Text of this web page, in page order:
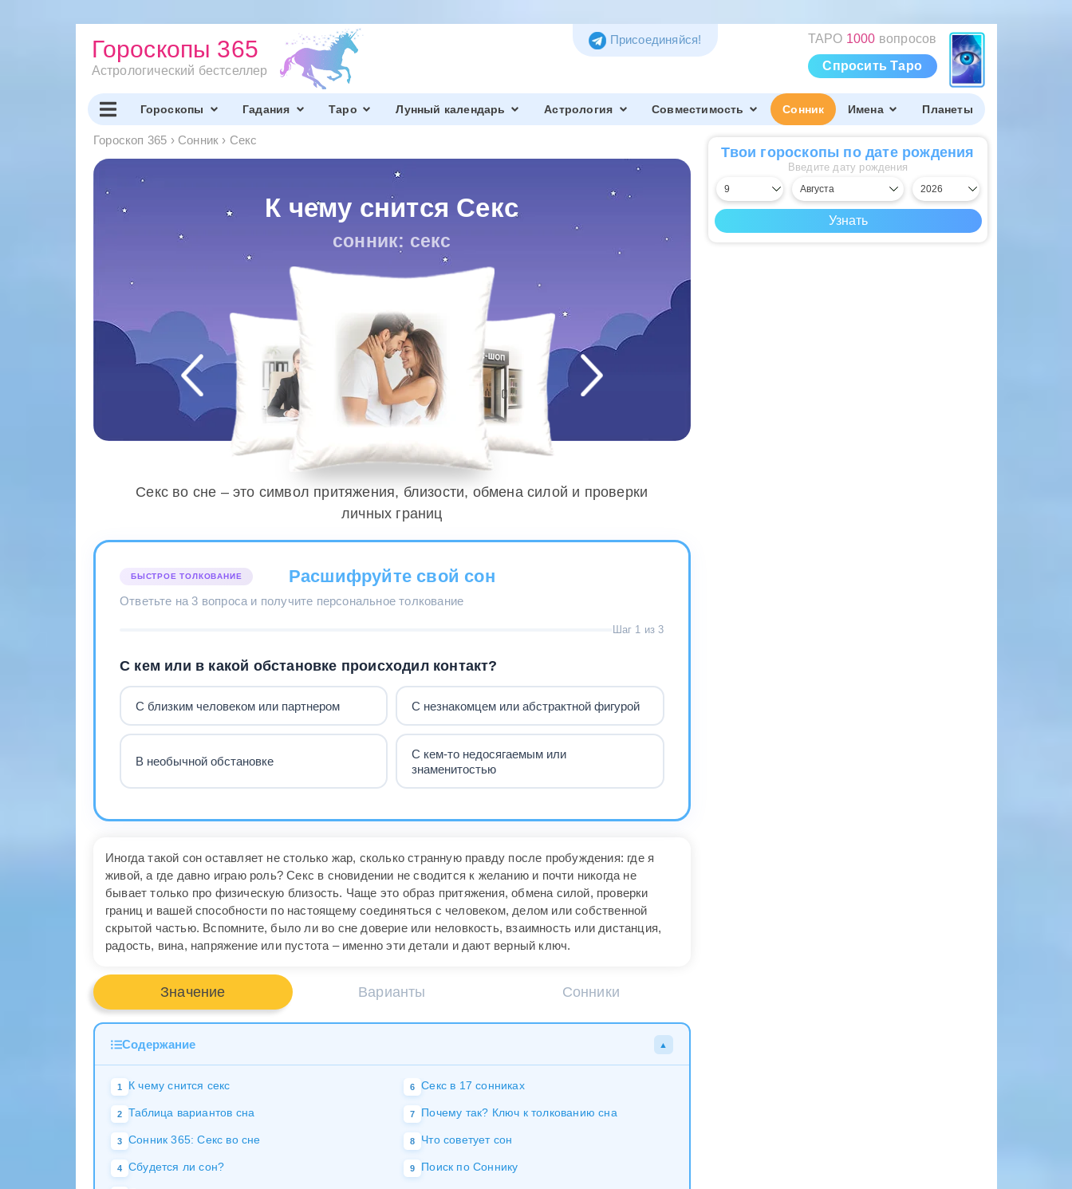
Гороскопы 365
Астрологический бестселлер
ТАРО 1000 вопросов
Спросить Таро
Присоединяйся!
Гороскопы Гадания Таро Лунный календарь Астрология Совместимость Сонник Имена Планеты
Гороскоп 365 › Сонник › Секс
К чему снится Секс
сонник: секс
Секс во сне – это символ притяжения, близости, обмена силой и проверки
личных границ
БЫСТРОЕ ТОЛКОВАНИЕ Расшифруйте свой сон
Ответьте на 3 вопроса и получите персональное толкование
Шаг 1 из 3
С кем или в какой обстановке происходил контакт?
С близким человеком или партнером С незнакомцем или абстрактной фигурой
В необычной обстановке
С кем-то недосягаемым или
знаменитостью
Иногда такой сон оставляет не столько жар, сколько странную правду после пробуждения: где я
живой, а где давно играю роль? Секс в сновидении не сводится к желанию и почти никогда не
бывает только про физическую близость. Чаще это образ притяжения, обмена силой, проверки
границ и вашей способности по настоящему соединяться с человеком, делом или собственной
скрытой частью. Вспомните, было ли во сне доверие или неловкость, взаимность или дистанция,
радость, вина, напряжение или пустота – именно эти детали и дают верный ключ.
Значение Варианты Сонники
Содержание ▲
1 К чему снится секс
2 Таблица вариантов сна
3 Сонник 365: Секс во сне
4 Сбудется ли сон?
6 Секс в 17 сонниках
7 Почему так? Ключ к толкованию сна
8 Что советует сон
9 Поиск по Соннику
Твои гороскопы по дате рождения
Введите дату рождения